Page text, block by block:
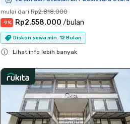
mulai dari Rp2.818.000
-9% Rp2.558.000 /bulan
Diskon sewa min. 12 Bulan
Lihat info lebih banyak